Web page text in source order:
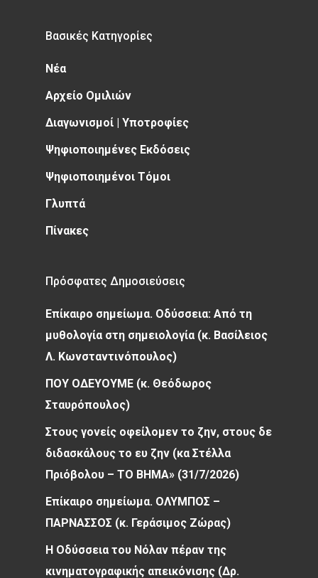
Βασικές Κατηγορίες
Νέα
Αρχείο Ομιλιών
Διαγωνισμοί | Υποτροφίες
Ψηφιοποιημένες Εκδόσεις
Ψηφιοποιημένοι Τόμοι
Γλυπτά
Πίνακες
Πρόσφατες Δημοσιεύσεις
Επίκαιρο σημείωμα. Οδύσσεια: Από τη
μυθολογία στη σημειολογία (κ. Βασίλειος
Λ. Κωνσταντινόπουλος)
ΠΟΥ ΟΔΕΥΟΥΜΕ (κ. Θεόδωρος
Σταυρόπουλος)
Στους γονείς οφείλομεν το ζην, στους δε
διδασκάλους το ευ ζην (κα Στέλλα
Πριόβολου – ΤΟ ΒΗΜΑ» (31/7/2026)
Επίκαιρο σημείωμα. ΟΛΥΜΠΟΣ –
ΠΑΡΝΑΣΣΟΣ (κ. Γεράσιμος Ζώρας)
Η Οδύσσεια του Νόλαν πέραν της
κινηματογραφικής απεικόνισης (Δρ.